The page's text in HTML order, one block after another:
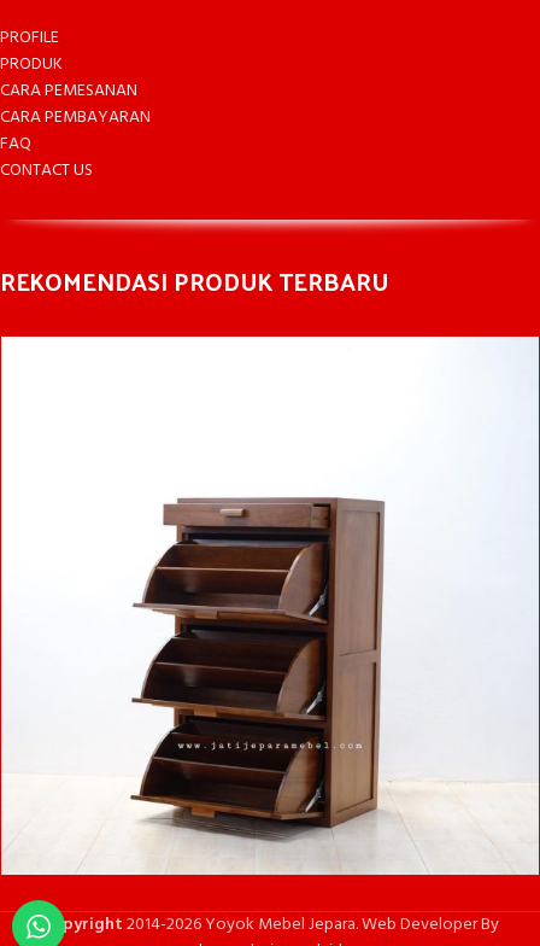
PROFILE
PRODUK
CARA PEMESANAN
CARA PEMBAYARAN
FAQ
CONTACT US
REKOMENDASI PRODUK TERBARU
Copyright2014-2026 Yoyok Mebel Jepara. Web Developer By